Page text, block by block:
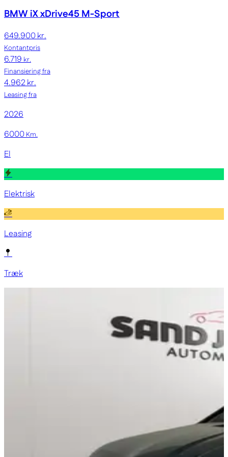
BMW iXxDrive45 M-Sport
649.900 kr.
Kontantpris
6.719kr.
Finansiering fra
4.962 kr.
Leasing fra
2026
6000Km.
El
Elektrisk
Leasing
Træk